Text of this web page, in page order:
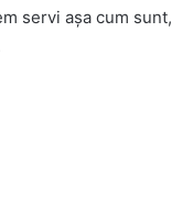
servi așa cum sunt,